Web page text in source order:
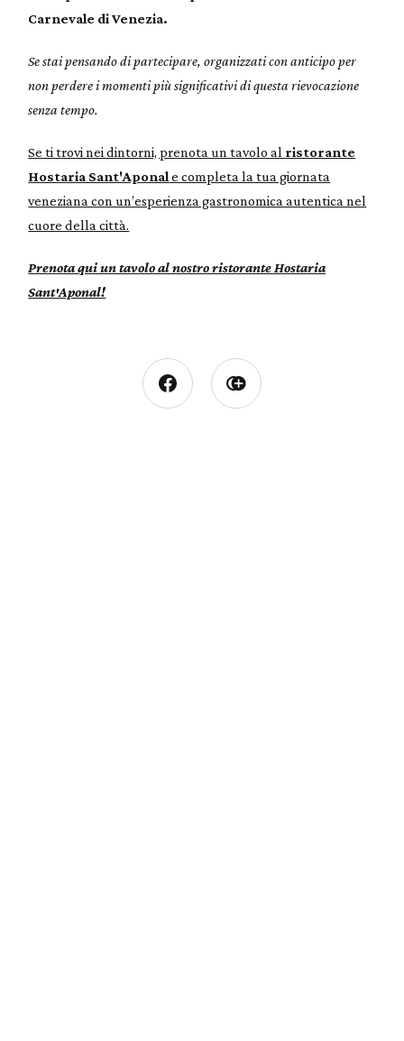
Carnevale di Venezia.
Se stai pensando di partecipare, organizzati con anticipo per
non perdere i momenti più significativi di questa rievocazione
senza tempo.
Se ti trovi nei dintorni, prenota un tavolo al ristorante
Hostaria Sant'Aponale completa la tua giornata
veneziana con un’esperienza gastronomica autentica nel
cuore della città.
Prenota qui un tavolo al nostro ristorante Hostaria
Sant'Aponal!